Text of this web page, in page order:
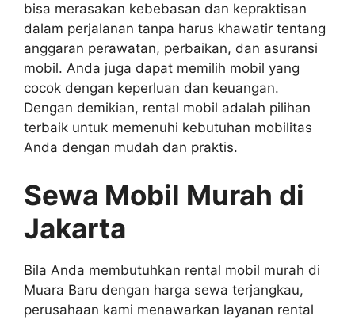
bisa merasakan kebebasan dan kepraktisan
dalam perjalanan tanpa harus khawatir tentang
anggaran perawatan, perbaikan, dan asuransi
mobil. Anda juga dapat memilih mobil yang
cocok dengan keperluan dan keuangan.
Dengan demikian, rental mobil adalah pilihan
terbaik untuk memenuhi kebutuhan mobilitas
Anda dengan mudah dan praktis.
Sewa Mobil Murah di
Jakarta
Bila Anda membutuhkan rental mobil murah di
Muara Baru dengan harga sewa terjangkau,
perusahaan kami menawarkan layanan rental